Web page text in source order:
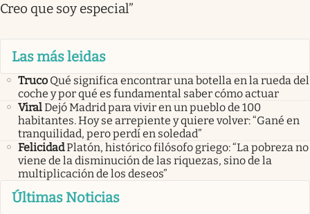
Creo que soy especial”
Las más leidas
Truco Qué significa encontrar una botella en la rueda del
coche y por qué es fundamental saber cómo actuar
ViralDejó Madrid para vivir en un pueblo de 100
habitantes. Hoy se arrepiente y quiere volver: “Gané en
tranquilidad, pero perdí en soledad”
FelicidadPlatón, histórico filósofo griego: “La pobreza no
viene de la disminución de las riquezas, sino de la
multiplicación de los deseos”
Últimas Noticias